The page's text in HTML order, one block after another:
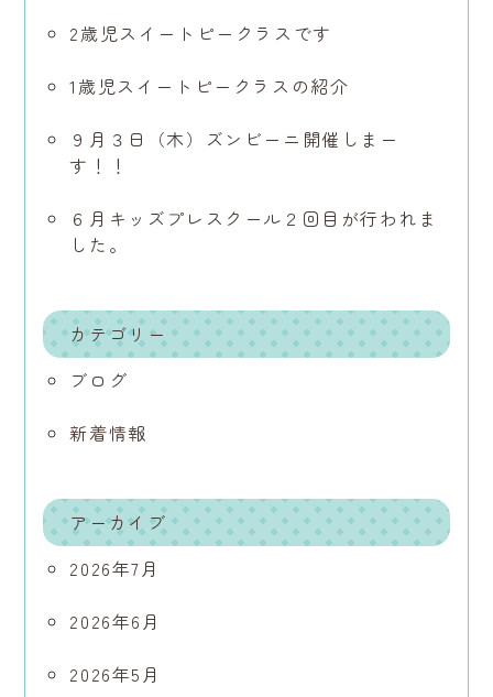
2歳児スイートピークラスです
1歳児スイートピークラスの紹介
９月３日（木）ズンビーニ開催しまー
す！！
６月キッズプレスクール２回目が行われま
した。
カテゴリー
ブログ
新着情報
アーカイブ
2026年7月
2026年6月
2026年5月